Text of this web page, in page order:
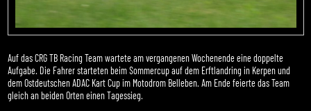
Auf das CRG TB Racing Team wartete am vergangenen Wochenende eine doppelte
Aufgabe. Die Fahrer starteten beim Sommercup auf dem Erftlandring in Kerpen und
dem Ostdeutschen ADAC Kart Cup im Motodrom Belleben. Am Ende feierte das Team
gleich an beiden Orten einen Tagessieg.